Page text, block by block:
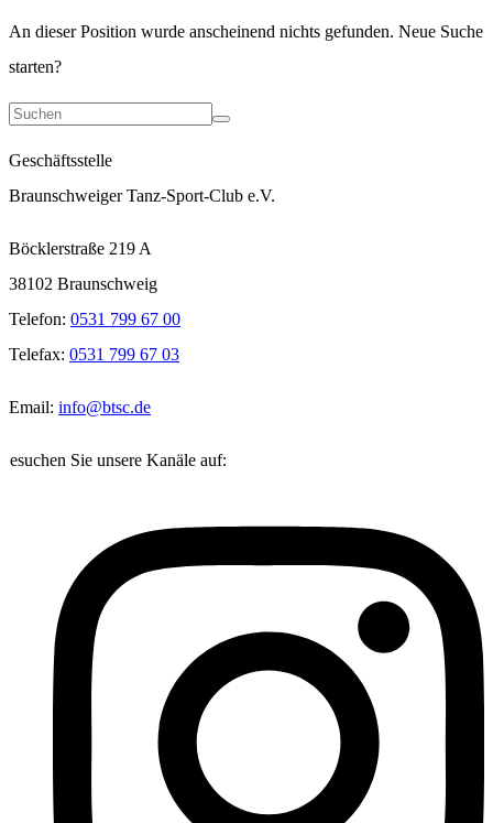
An dieser Position wurde anscheinend nichts gefunden. Neue Suche
starten?
Geschäftsstelle
Braunschweiger Tanz-Sport-Club e.V.
Böcklerstraße 219 A
38102 Braunschweig
Telefon: 0531 799 67 00
Telefax: 0531 799 67 03
Email: info@btsc.de
Sie unsere Kanäle auf: